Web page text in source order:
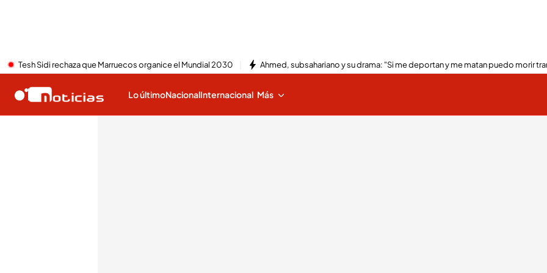
Tesh Sidi rechaza que Marruecos organice el Mundial 2030 Ahmed, subsahariano y su drama: "Si me deportan y me matan puedo morir
Lo últimoNacionalInternacional Más